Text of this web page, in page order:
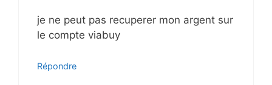
je ne peut pas recuperer mon argent sur
le compte viabuy
Répondre